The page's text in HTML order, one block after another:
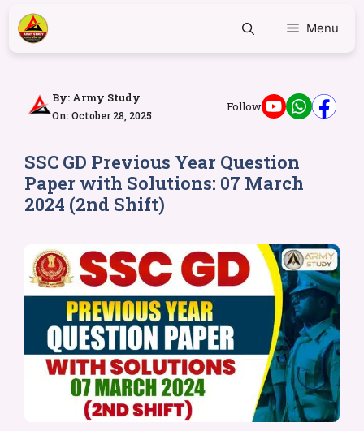
Menu
By: Army Study
On: October 28, 2025
Follow
SSC GD Previous Year Question
Paper with Solutions: 07 March
2024 (2nd Shift)